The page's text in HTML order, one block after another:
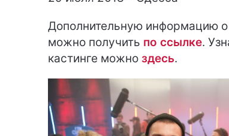
Дополнительную информацию о
можно получить по ссылке.
кастинге можно здесь.